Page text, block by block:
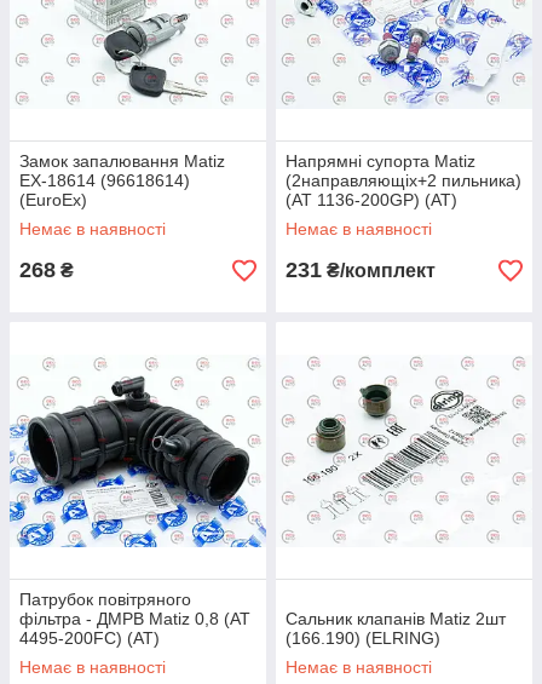
Замок запалювання Matiz
EX-18614 (96618614)
(EuroEx)
Немає в наявності
268 ₴
Напрямні супорта Matiz
(2направляющіх+2 пильника)
(AT 1136-200GP) (AT)
Немає в наявності
231 ₴/комплект
Патрубок повітряного
фільтра - ДМРВ Matiz 0,8 (AT
4495-200FC) (AT)
Немає в наявності
Сальник клапанів Matiz 2шт
(166.190) (ELRING)
Немає в наявності